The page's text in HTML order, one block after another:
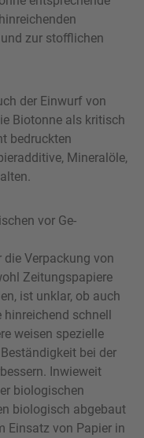
zur stofflichen
der Einwurf von
Biotonne als kritisch
bedruckten
Mineralöle,
vor Ge­
Ver­packung von
Zeitungspapiere
ist unklar, ob auch
schnell
weisen spezielle
bei der
Inwieweit
biologischen
biologisch abgebaut
Einsatz von Papier in